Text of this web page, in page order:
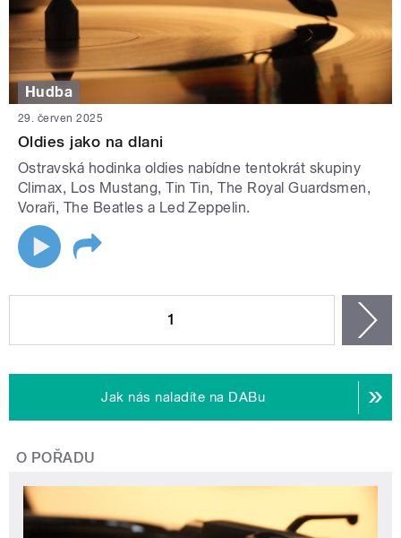
Hudba
29. červen 2025
Oldies jako na dlani
Ostravská hodinka oldies nabídne tentokrát skupiny
Climax, Los Mustang, Tin Tin, The Royal Guardsmen,
Voraři, The Beatles a Led Zeppelin.
1
Jak nás naladíte na DABu
O POŘADU